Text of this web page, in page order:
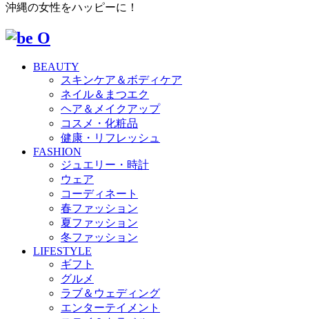
沖縄の女性をハッピーに！
BEAUTY
スキンケア＆ボディケア
ネイル＆まつエク
ヘア＆メイクアップ
コスメ・化粧品
健康・リフレッシュ
FASHION
ジュエリー・時計
ウェア
コーディネート
春ファッション
夏ファッション
冬ファッション
LIFESTYLE
ギフト
グルメ
ラブ＆ウェディング
エンターテイメント